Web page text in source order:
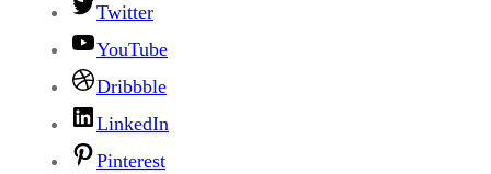
Twitter
YouTube
Dribbble
LinkedIn
Pinterest